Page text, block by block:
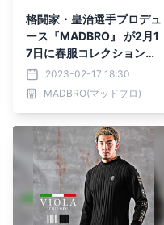
格闘家・皇治選手プロデュ
ース『MADBRO』 が2月1
7日に春服コレクションを
発表。2023-02-17 18:30
MADBRO(マッドブロ)